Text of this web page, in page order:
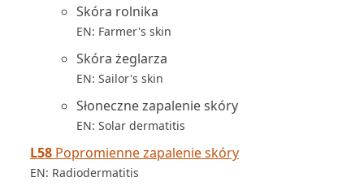
Skóra rolnika
EN: Farmer's skin
Skóra żeglarza
EN: Sailor's skin
Słoneczne zapalenie skóry
EN: Solar dermatitis
L58 Popromienne zapalenie skóry
EN: Radiodermatitis